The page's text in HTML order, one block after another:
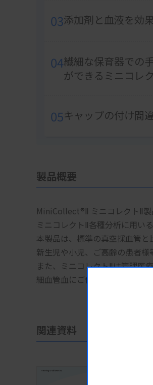
03添加剤と血液を効
04繊細な保育器での
ができるミニコレ
05キャップの付け間
製品概要
MiniCollect®Ⅱ ミニコレクトⅡ
ミニコレクトⅡ各種分析に用い
本製品は、標準の真空採血管
新生児や小児、ご高齢の患者様
また、ミニコレクトⅡは管理医
細血管血にご使用いただけます。
関連資料